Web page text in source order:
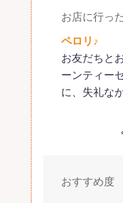
お店に行っ
ペロリ♪
お友だちと
ーンティー
に、失礼な
おすすめ度